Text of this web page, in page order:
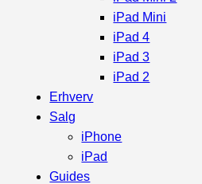
iPad Mini
iPad 4
iPad 3
iPad 2
Erhverv
Salg
iPhone
iPad
Guides